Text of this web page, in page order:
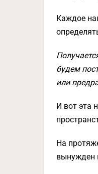
Каждое
будем
или
И вот эта
На
вынужден